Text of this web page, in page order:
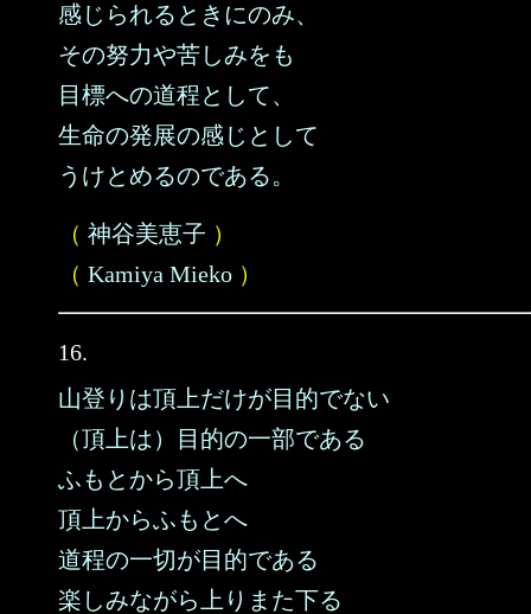
感じられるときにのみ、
その努力や苦しみをも
目標への道程として、
生命の発展の感じとして
うけとめるのである。
（ 神谷美恵子 ）
（ Kamiya Mieko ）
16.
山登りは頂上だけが目的でない
（頂上は）目的の一部である
ふもとから頂上へ
頂上からふもとへ
道程の一切が目的である
楽しみながら上りまた下る